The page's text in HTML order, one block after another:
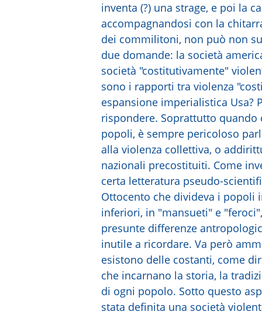
inventa (?) una strage, e poi la
accompagnandosi con la
dei commilitoni, non può non
due domande: la società
società "costitutivamente"
sono i rapporti tra violenza
espansione imperialistica Usa?
rispondere. Soprattutto quando
popoli, è sempre pericoloso
alla violenza collettiva, o
nazionali precostituiti. Come
certa letteratura pseudo-
Ottocento che divideva i popoli
inferiori, in "mansueti" e
presunte differenze
inutile a ricordare. Va però
esistono delle costanti, come
che incarnano la storia, la
di ogni popolo. Sotto questo
stata definita una società